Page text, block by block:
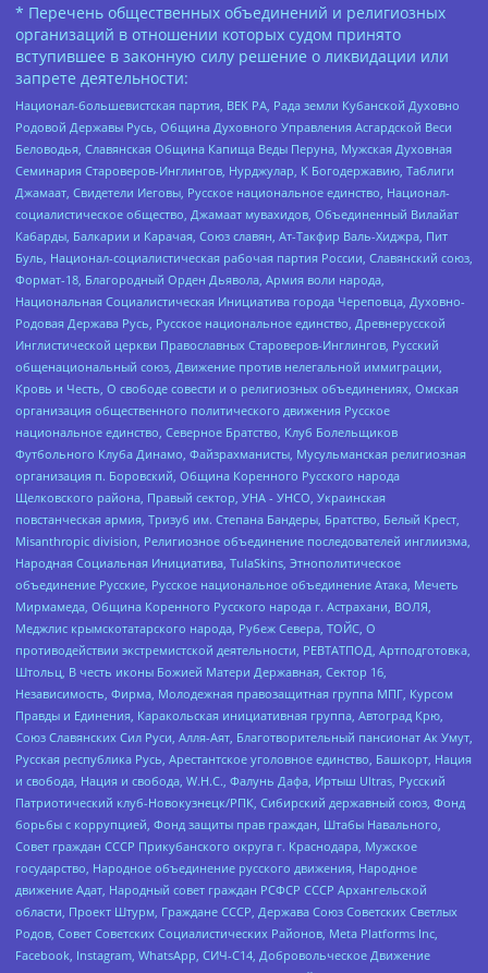
* Перечень общественных объединений и религиозных
организаций в отношении которых судом принято
вступившее в законную силу решение о ликвидации или
запрете деятельности:
Национал-большевистская партия, ВЕК РА, Рада земли Кубанской Духовно
Родовой Державы Русь, Община Духовного Управления Асгардской Веси
Беловодья, Славянская Община Капища Веды Перуна, Мужская Духовная
Семинария Староверов-Инглингов, Нурджулар, К Богодержавию, Таблиги
Джамаат, Свидетели Иеговы, Русское национальное единство, Национал-
социалистическое общество, Джамаат мувахидов, Объединенный Вилайат
Кабарды, Балкарии и Карачая, Союз славян, Ат-Такфир Валь-Хиджра, Пит
Буль, Национал-социалистическая рабочая партия России, Славянский союз,
Формат-18, Благородный Орден Дьявола, Армия воли народа,
Национальная Социалистическая Инициатива города Череповца, Духовно-
Родовая Держава Русь, Русское национальное единство, Древнерусской
Инглистической церкви Православных Староверов-Инглингов, Русский
общенациональный союз, Движение против нелегальной иммиграции,
Кровь и Честь, О свободе совести и о религиозных объединениях, Омская
организация общественного политического движения Русское
национальное единство, Северное Братство, Клуб Болельщиков
Футбольного Клуба Динамо, Файзрахманисты, Мусульманская религиозная
организация п. Боровский, Община Коренного Русского народа
Щелковского района, Правый сектор, УНА - УНСО, Украинская
повстанческая армия, Тризуб им. Степана Бандеры, Братство, Белый Крест,
Misanthropic division, Религиозное объединение последователей инглиизма,
Народная Социальная Инициатива, TulaSkins, Этнополитическое
объединение Русские, Русское национальное объединение Атака, Мечеть
Мирмамеда, Община Коренного Русского народа г. Астрахани, ВОЛЯ,
Меджлис крымскотатарского народа, Рубеж Севера, ТОЙС, О
противодействии экстремистской деятельности, РЕВТАТПОД, Артподготовка,
Штольц, В честь иконы Божией Матери Державная, Сектор 16,
Независимость, Фирма, Молодежная правозащитная группа МПГ, Курсом
Правды и Единения, Каракольская инициативная группа, Автоград Крю,
Союз Славянских Сил Руси, Алля-Аят, Благотворительный пансионат Ак Умут,
Русская республика Русь, Арестантское уголовное единство, Башкорт, Нация
и свобода, Нация и свобода, W.H.С., Фалунь Дафа, Иртыш Ultras, Русский
Патриотический клуб-Новокузнецк/РПК, Сибирский державный союз, Фонд
борьбы с коррупцией, Фонд защиты прав граждан, Штабы Навального,
Совет граждан СССР Прикубанского округа г. Краснодара, Мужское
государство, Народное объединение русского движения, Народное
движение Адат, Народный совет граждан РСФСР СССР Архангельской
области, Проект Штурм, Граждане СССР, Держава Союз Советских Светлых
Родов, Совет Советских Социалистических Районов, Meta Platforms Inc,
Facebook, Instagram, WhatsApp, СИЧ-С14, Добровольческое Движение